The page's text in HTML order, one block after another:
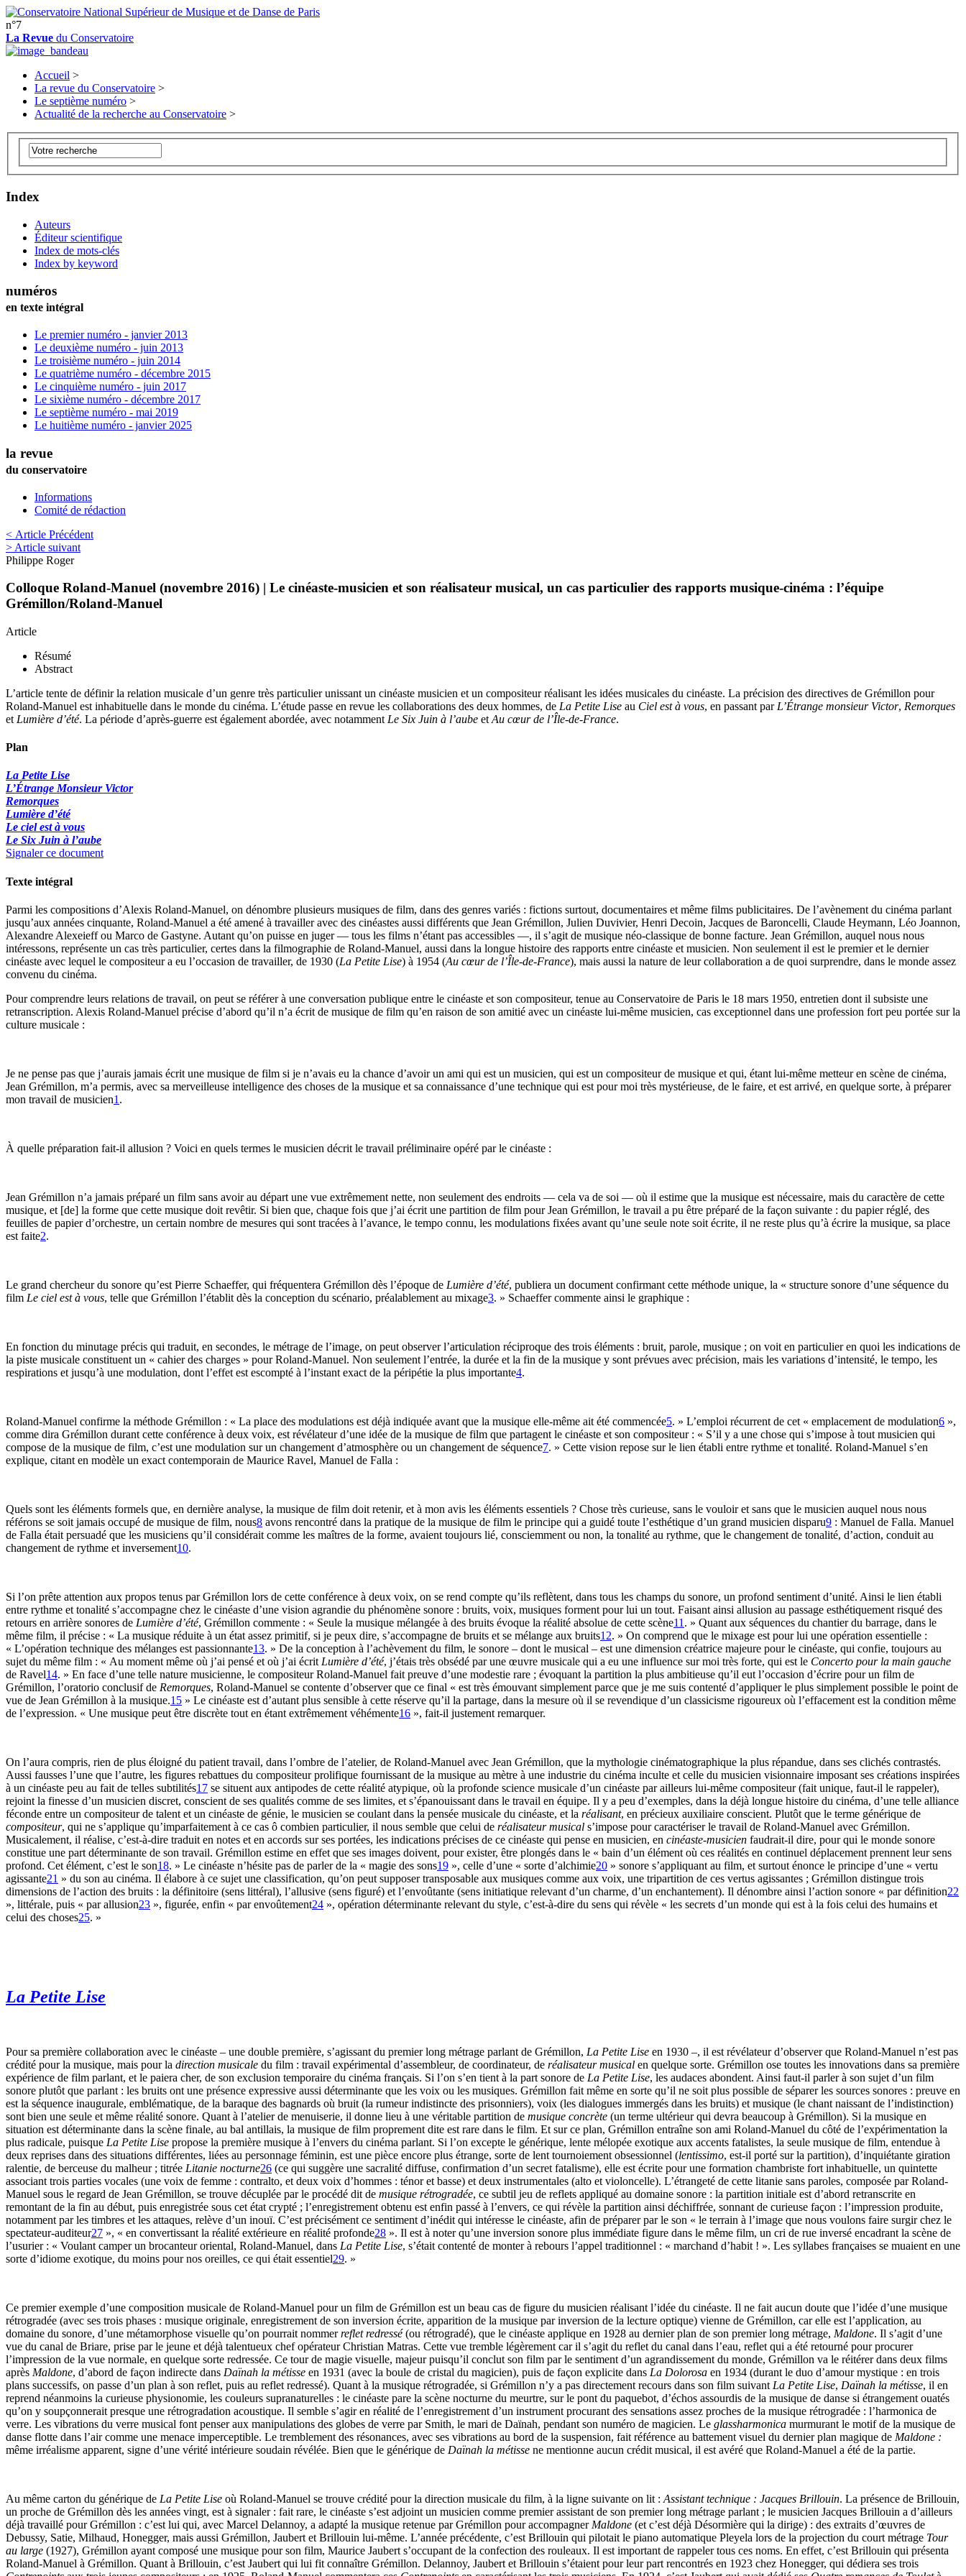
n°7
La Revue du Conservatoire
Accueil >
La revue du Conservatoire >
Le septième numéro >
Actualité de la recherche au Conservatoire >
Index
Auteurs
Éditeur scientifique
Index de mots-clés
Index by keyword
numéros
en texte intégral
Le premier numéro - janvier 2013
Le deuxième numéro - juin 2013
Le troisième numéro - juin 2014
Le quatrième numéro - décembre 2015
Le cinquième numéro - juin 2017
Le sixième numéro - décembre 2017
Le septième numéro - mai 2019
Le huitième numéro - janvier 2025
la revue
du conservatoire
Informations
Comité de rédaction
< Article Précédent
> Article suivant
Philippe Roger
Colloque Roland-Manuel (novembre 2016) | Le cinéaste-musicien et son réalisateur musical, un cas particulier des rapports musique-cinéma : l’équipe
Grémillon/Roland-Manuel
Article
Résumé
Abstract
L’article tente de définir la relation musicale d’un genre très particulier unissant un cinéaste musicien et un compositeur réalisant les idées musicales du cinéaste. La précision des directives de Grémillon pour
Roland-Manuel est inhabituelle dans le monde du cinéma. L’étude passe en revue les collaborations des deux hommes, de La Petite Lise au Ciel est à vous, en passant par L’Étrange monsieur Victor, Remorques
et Lumière d’été. La période d’après-guerre est également abordée, avec notamment Le Six Juin à l’aube et Au cœur de l’Île-de-France.
Plan
La Petite Lise
L’Étrange Monsieur Victor
Remorques
Lumière d’été
Le ciel est à vous
Le Six Juin à l’aube
Signaler ce document
Texte intégral
Parmi les compositions d’Alexis Roland-Manuel, on dénombre plusieurs musiques de film, dans des genres variés : fictions surtout, documentaires et même films publicitaires. De l’avènement du cinéma parlant
jusqu’aux années cinquante, Roland-Manuel a été amené à travailler avec des cinéastes aussi différents que Jean Grémillon, Julien Duvivier, Henri Decoin, Jacques de Baroncelli, Claude Heymann, Léo Joannon,
Alexandre Alexeieff ou Marco de Gastyne. Autant qu’on puisse en juger — tous les films n’étant pas accessibles —, il s’agit de musique néo-classique de bonne facture. Jean Grémillon, auquel nous nous
intéressons, représente un cas très particulier, certes dans la filmographie de Roland-Manuel, aussi dans la longue histoire des rapports entre cinéaste et musicien. Non seulement il est le premier et le dernier
cinéaste avec lequel le compositeur a eu l’occasion de travailler, de 1930 (La Petite Lise) à 1954 (Au cœur de l’Île-de-France), mais aussi la nature de leur collaboration a de quoi surprendre, dans le monde assez
convenu du cinéma.
Pour comprendre leurs relations de travail, on peut se référer à une conversation publique entre le cinéaste et son compositeur, tenue au Conservatoire de Paris le 18 mars 1950, entretien dont il subsiste une
retranscription. Alexis Roland-Manuel précise d’abord qu’il n’a écrit de musique de film qu’en raison de son amitié avec un cinéaste lui-même musicien, cas exceptionnel dans une profession fort peu portée sur la
culture musicale :
Je ne pense pas que j’aurais jamais écrit une musique de film si je n’avais eu la chance d’avoir un ami qui est un musicien, qui est un compositeur de musique et qui, étant lui-même metteur en scène de cinéma,
Jean Grémillon, m’a permis, avec sa merveilleuse intelligence des choses de la musique et sa connaissance d’une technique qui est pour moi très mystérieuse, de le faire, et est arrivé, en quelque sorte, à préparer
mon travail de musicien1 .
À quelle préparation fait-il allusion ? Voici en quels termes le musicien décrit le travail préliminaire opéré par le cinéaste :
Jean Grémillon n’a jamais préparé un film sans avoir au départ une vue extrêmement nette, non seulement des endroits — cela va de soi — où il estime que la musique est nécessaire, mais du caractère de cette
musique, et [de] la forme que cette musique doit revêtir. Si bien que, chaque fois que j’ai écrit une partition de film pour Jean Grémillon, le travail a pu être préparé de la façon suivante : du papier réglé, des
feuilles de papier d’orchestre, un certain nombre de mesures qui sont tracées à l’avance, le tempo connu, les modulations fixées avant qu’une seule note soit écrite, il ne reste plus qu’à écrire la musique, sa place
est faite2.
Le grand chercheur du sonore qu’est Pierre Schaeffer, qui fréquentera Grémillon dès l’époque de Lumière d’été, publiera un document confirmant cette méthode unique, la « structure sonore d’une séquence du
film Le ciel est à vous, telle que Grémillon l’établit dès la conception du scénario, préalablement au mixage3. » Schaeffer commente ainsi le graphique :
En fonction du minutage précis qui traduit, en secondes, le métrage de l’image, on peut observer l’articulation réciproque des trois éléments : bruit, parole, musique ; on voit en particulier en quoi les indications de
la piste musicale constituent un « cahier des charges » pour Roland-Manuel. Non seulement l’entrée, la durée et la fin de la musique y sont prévues avec précision, mais les variations d’intensité, le tempo, les
respirations et jusqu’à une modulation, dont l’effet est escompté à l’instant exact de la péripétie la plus importante4.
Roland-Manuel confirme la méthode Grémillon : « La place des modulations est déjà indiquée avant que la musique elle-même ait été commencée5. » L’emploi récurrent de cet « emplacement de modulation6 »,
comme dira Grémillon durant cette conférence à deux voix, est révélateur d’une idée de la musique de film que partagent le cinéaste et son compositeur : « S’il y a une chose qui s’impose à tout musicien qui
compose de la musique de film, c’est une modulation sur un changement d’atmosphère ou un changement de séquence7. » Cette vision repose sur le lien établi entre rythme et tonalité. Roland-Manuel s’en
explique, citant en modèle un exact contemporain de Maurice Ravel, Manuel de Falla :
Quels sont les éléments formels que, en dernière analyse, la musique de film doit retenir, et à mon avis les éléments essentiels ? Chose très curieuse, sans le vouloir et sans que le musicien auquel nous nous
référons se soit jamais occupé de musique de film, nous8 avons rencontré dans la pratique de la musique de film le principe qui a guidé toute l’esthétique d’un grand musicien disparu9 : Manuel de Falla. Manuel
de Falla était persuadé que les musiciens qu’il considérait comme les maîtres de la forme, avaient toujours lié, consciemment ou non, la tonalité au rythme, que le changement de tonalité, d’action, conduit au
changement de rythme et inversement10.
Si l’on prête attention aux propos tenus par Grémillon lors de cette conférence à deux voix, on se rend compte qu’ils reflètent, dans tous les champs du sonore, un profond sentiment d’unité. Ainsi le lien établi
entre rythme et tonalité s’accompagne chez le cinéaste d’une vision agrandie du phénomène sonore : bruits, voix, musiques forment pour lui un tout. Faisant ainsi allusion au passage esthétiquement risqué des
retours en arrière sonores de Lumière d’été, Grémillon commente : « Seule la musique mélangée à des bruits évoque la réalité absolue de cette scène11 . » Quant aux séquences du chantier du barrage, dans le
même film, il précise : « La musique réduite à un état assez primitif, si je peux dire, s’accompagne de bruits et se mélange aux bruits12. » On comprend que le mixage est pour lui une opération essentielle :
« L’opération technique des mélanges est passionnante13. » De la conception à l’achèvement du film, le sonore – dont le musical – est une dimension créatrice majeure pour le cinéaste, qui confie, toujours au
sujet du même film : « Au moment même où j’ai pensé et où j’ai écrit Lumière d’été, j’étais très obsédé par une œuvre musicale qui a eu une influence sur moi très forte, qui est le Concerto pour la main gauche
de Ravel14. » En face d’une telle nature musicienne, le compositeur Roland-Manuel fait preuve d’une modestie rare ; évoquant la partition la plus ambitieuse qu’il eut l’occasion d’écrire pour un film de
Grémillon, l’oratorio conclusif de Remorques, Roland-Manuel se contente d’observer que ce final « est très émouvant simplement parce que je me suis contenté d’appliquer le plus simplement possible le point de
vue de Jean Grémillon à la musique.15 » Le cinéaste est d’autant plus sensible à cette réserve qu’il la partage, dans la mesure où il se revendique d’un classicisme rigoureux où l’effacement est la condition même
de l’expression. « Une musique peut être discrète tout en étant extrêmement véhémente16 », fait-il justement remarquer.
On l’aura compris, rien de plus éloigné du patient travail, dans l’ombre de l’atelier, de Roland-Manuel avec Jean Grémillon, que la mythologie cinématographique la plus répandue, dans ses clichés contrastés.
Aussi fausses l’une que l’autre, les figures rebattues du compositeur prolifique fournissant de la musique au mètre à une industrie du cinéma inculte et celle du musicien visionnaire imposant ses créations inspirées
à un cinéaste peu au fait de telles subtilités17 se situent aux antipodes de cette réalité atypique, où la profonde science musicale d’un cinéaste par ailleurs lui-même compositeur (fait unique, faut-il le rappeler),
rejoint la finesse d’un musicien discret, conscient de ses qualités comme de ses limites, et s’épanouissant dans le travail en équipe. Il y a peu d’exemples, dans la déjà longue histoire du cinéma, d’une telle alliance
féconde entre un compositeur de talent et un cinéaste de génie, le musicien se coulant dans la pensée musicale du cinéaste, et la réalisant, en précieux auxiliaire conscient. Plutôt que le terme générique de
compositeur, qui ne s’applique qu’imparfaitement à ce cas ô combien particulier, il nous semble que celui de réalisateur musical s’impose pour caractériser le travail de Roland-Manuel avec Grémillon.
Musicalement, il réalise, c’est-à-dire traduit en notes et en accords sur ses portées, les indications précises de ce cinéaste qui pense en musicien, en cinéaste-musicien faudrait-il dire, pour qui le monde sonore
constitue une part déterminante de son travail. Grémillon estime en effet que ses images doivent, pour exister, être plongés dans le « bain d’un élément où ces réalités en continuel déplacement prennent leur sens
profond. Cet élément, c’est le son18. » Le cinéaste n’hésite pas de parler de la « magie des sons19 », celle d’une « sorte d’alchimie20 » sonore s’appliquant au film, et surtout énonce le principe d’une « vertu
agissante21 » du son au cinéma. Il élabore à ce sujet une classification, qu’on peut supposer transposable aux musiques comme aux voix, une tripartition de ces vertus agissantes ; Grémillon distingue trois
dimensions de l’action des bruits : la définitoire (sens littéral), l’allusive (sens figuré) et l’envoûtante (sens initiatique relevant d’un charme, d’un enchantement). Il dénombre ainsi l’action sonore « par définition22
», littérale, puis « par allusion23 », figurée, enfin « par envoûtement24 », opération déterminante relevant du style, c’est-à-dire du sens qui révèle « les secrets d’un monde qui est à la fois celui des humains et
celui des choses25. »
La Petite Lise
Pour sa première collaboration avec le cinéaste – une double première, s’agissant du premier long métrage parlant de Grémillon, La Petite Lise en 1930 –, il est révélateur d’observer que Roland-Manuel n’est pas
crédité pour la musique, mais pour la direction musicale du film : travail expérimental d’assembleur, de coordinateur, de réalisateur musical en quelque sorte. Grémillon ose toutes les innovations dans sa première
expérience de film parlant, et le paiera cher, de son exclusion temporaire du cinéma français. Si l’on s’en tient à la part sonore de La Petite Lise, les audaces abondent. Ainsi faut-il parler à son sujet d’un film
sonore plutôt que parlant : les bruits ont une présence expressive aussi déterminante que les voix ou les musiques. Grémillon fait même en sorte qu’il ne soit plus possible de séparer les sources sonores : preuve en
est la séquence inaugurale, emblématique, de la baraque des bagnards où bruit (la rumeur indistincte des prisonniers), voix (les dialogues immergés dans les bruits) et musique (le chant naissant de l’indistinction)
sont bien une seule et même réalité sonore. Quant à l’atelier de menuiserie, il donne lieu à une véritable partition de musique concrète (un terme ultérieur qui devra beaucoup à Grémillon). Si la musique en
situation est déterminante dans la scène finale, au bal antillais, la musique de film proprement dite est rare dans le film. Et sur ce plan, Grémillon entraîne son ami Roland-Manuel du côté de l’expérimentation la
plus radicale, puisque La Petite Lise propose la première musique à l’envers du cinéma parlant. Si l’on excepte le générique, lente mélopée exotique aux accents fatalistes, la seule musique de film, entendue à
deux reprises dans des situations différentes, liées au personnage féminin, est une pièce encore plus étrange, sorte de lent tournoiement obsessionnel (lentissimo, est-il porté sur la partition), d’inquiétante giration
ralentie, de berceuse du malheur ; titrée Litanie nocturne26 (ce qui suggère une sacralité diffuse, confirmation d’un secret fatalisme), elle est écrite pour une formation chambriste fort inhabituelle, un quintette
associant trois parties vocales (une voix de femme : contralto, et deux voix d’hommes : ténor et basse) et deux instrumentales (alto et violoncelle). L’étrangeté de cette litanie sans paroles, composée par Roland-
Manuel sous le regard de Jean Grémillon, se trouve décuplée par le procédé dit de musique rétrogradée, ce subtil jeu de reflets appliqué au domaine sonore : la partition initiale est d’abord retranscrite en
remontant de la fin au début, puis enregistrée sous cet état crypté ; l’enregistrement obtenu est enfin passé à l’envers, ce qui révèle la partition ainsi déchiffrée, sonnant de curieuse façon : l’impression produite,
notamment par les timbres et les attaques, relève d’un inouï. C’est précisément ce sentiment d’inédit qui intéresse le cinéaste, afin de préparer par le son « le terrain à l’image que nous voulons faire surgir chez le
spectateur-auditeur27 », « en convertissant la réalité extérieure en réalité profonde28 ». Il est à noter qu’une inversion sonore plus immédiate figure dans le même film, un cri de rue inversé encadrant la scène de
l’usurier : « Voulant camper un brocanteur oriental, Roland-Manuel, dans La Petite Lise, s’était contenté de monter à rebours l’appel traditionnel : « marchand d’habit ! ». Les syllabes françaises se muaient en une
sorte d’idiome exotique, du moins pour nos oreilles, ce qui était essentiel29. »
Ce premier exemple d’une composition musicale de Roland-Manuel pour un film de Grémillon est un beau cas de figure du musicien réalisant l’idée du cinéaste. Il ne fait aucun doute que l’idée d’une musique
rétrogradée (avec ses trois phases : musique originale, enregistrement de son inversion écrite, apparition de la musique par inversion de la lecture optique) vienne de Grémillon, car elle est l’application, au
domaine du sonore, d’une métamorphose visuelle qu’on pourrait nommerreflet redressé(ou rétrogradé), que le cinéaste applique en 1928 au dernier plan de son premier long métrage, Maldone. Il s’agit d’une
vue du canal de Briare, prise par le jeune et déjà talentueux chef opérateur Christian Matras. Cette vue tremble légèrement car il s’agit du reflet du canal dans l’eau, reflet qui a été retourné pour procurer
l’impression de la vue normale, en quelque sorte redressée. Ce tour de magie visuelle, majeur puisqu’il conclut son film par le sentiment d’un agrandissement du monde, Grémillon va le réitérer dans deux films
après Maldone, d’abord de façon indirecte dans Daïnah la métisse en 1931 (avec la boule de cristal du magicien), puis de façon explicite dans La Dolorosa en 1934 (durant le duo d’amour mystique : en trois
plans successifs, on passe d’un plan à son reflet, puis au reflet redressé). Quant à la musique rétrogradée, si Grémillon n’y a pas directement recours dans son film suivant La Petite Lise, Daïnah la métisse, il en
reprend néanmoins la curieuse physionomie, les couleurs supranaturelles : le cinéaste pare la scène nocturne du meurtre, sur le pont du paquebot, d’échos assourdis de la musique de danse si étrangement ouatés
qu’on y soupçonnerait presque une rétrogradation acoustique. Il semble s’agir en réalité de l’enregistrement d’un instrument procurant des sensations assez proches de la musique rétrogradée : l’harmonica de
verre. Les vibrations du verre musical font penser aux manipulations des globes de verre par Smith, le mari de Daïnah, pendant son numéro de magicien. Le glassharmonica murmurant le motif de la musique de
danse flotte dans l’air comme une menace imperceptible. Le tremblement des résonances, avec ses vibrations au bord de la suspension, fait référence au battement visuel du dernier plan magique de Maldone :
même irréalisme apparent, signe d’une vérité intérieure soudain révélée. Bien que le générique de Daïnah la métisse ne mentionne aucun crédit musical, il est avéré que Roland-Manuel a été de la partie.
Au même carton du générique de La Petite Lise où Roland-Manuel se trouve crédité pour la direction musicale du film, à la ligne suivante on lit : Assistant technique : Jacques Brillouin. La présence de Brillouin,
un proche de Grémillon dès les années vingt, est à signaler : fait rare, le cinéaste s’est adjoint un musicien comme premier assistant de son premier long métrage parlant ; le musicien Jacques Brillouin a d’ailleurs
déjà travaillé pour Grémillon : c’est lui qui, avec Marcel Delannoy, a adapté la musique retenue par Grémillon pour accompagner Maldone (et c’est déjà Désormière qui la dirige) : des extraits d’œuvres de
Debussy, Satie, Milhaud, Honegger, mais aussi Grémillon, Jaubert et Brillouin lui-même. L’année précédente, c’est Brillouin qui pilotait le piano automatique Pleyela lors de la projection du court métrage Tour
au large (1927), Grémillon ayant composé une musique pour son film, Maurice Jaubert s’occupant de la confection des rouleaux. Il est important de rappeler tous ces noms. En effet, c’est Brillouin qui présenta
Roland-Manuel à Grémillon. Quant à Brillouin, c’est Jaubert qui lui fit connaître Grémillon. Delannoy, Jaubert et Brillouin s’étaient pour leur part rencontrés en 1923 chez Honegger, qui dédiera ses trois